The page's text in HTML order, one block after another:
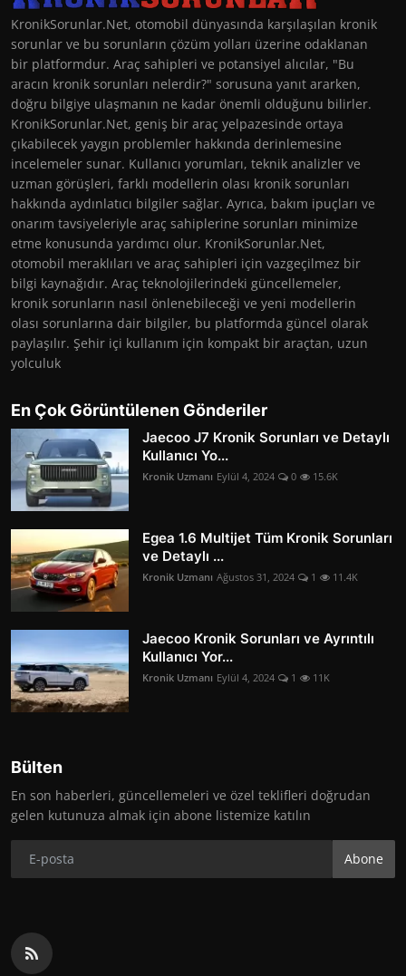
KronikSorunlar.Net, otomobil dünyasında karşılaşılan kronik
sorunlar ve bu sorunların çözüm yolları üzerine odaklanan
bir platformdur. Araç sahipleri ve potansiyel alıcılar, "Bu
aracın kronik sorunları nelerdir?" sorusuna yanıt ararken,
doğru bilgiye ulaşmanın ne kadar önemli olduğunu bilirler.
KronikSorunlar.Net, geniş bir araç yelpazesinde ortaya
çıkabilecek yaygın problemler hakkında derinlemesine
incelemeler sunar. Kullanıcı yorumları, teknik analizler ve
uzman görüşleri, farklı modellerin olası kronik sorunları
hakkında aydınlatıcı bilgiler sağlar. Ayrıca, bakım ipuçları ve
onarım tavsiyeleriyle araç sahiplerine sorunları minimize
etme konusunda yardımcı olur. KronikSorunlar.Net,
otomobil meraklıları ve araç sahipleri için vazgeçilmez bir
bilgi kaynağıdır. Araç teknolojilerindeki güncellemeler,
kronik sorunların nasıl önlenebileceği ve yeni modellerin
olası sorunlarına dair bilgiler, bu platformda güncel olarak
paylaşılır. Şehir içi kullanım için kompakt bir araçtan, uzun
yolculuk
En Çok Görüntülenen Gönderiler
Jaecoo J7 Kronik Sorunları ve Detaylı
Kullanıcı Yo...
Kronik Uzmanı Eylül 4, 2024 0 15.6K
Egea 1.6 Multijet Tüm Kronik Sorunları
ve Detaylı ...
Kronik Uzmanı Ağustos 31, 2024 1 11.4K
Jaecoo Kronik Sorunları ve Ayrıntılı
Kullanıcı Yor...
Kronik Uzmanı Eylül 4, 2024 1 11K
Bülten
En son haberleri, güncellemeleri ve özel teklifleri doğrudan
gelen kutunuza almak için abone listemize katılın
Abone